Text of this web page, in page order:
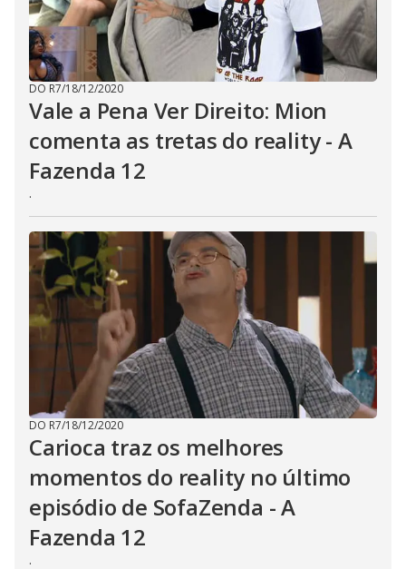
DO R7/18/12/2020
Vale a Pena Ver Direito: Mion
comenta as tretas do reality - A
Fazenda 12
.
DO R7/18/12/2020
Carioca traz os melhores
momentos do reality no último
episódio de SofaZenda - A
Fazenda 12
.